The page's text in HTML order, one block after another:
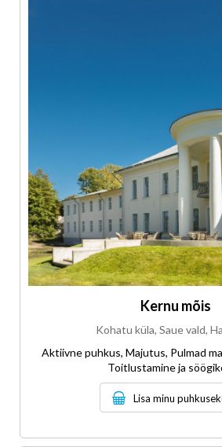
Kernu mõis
Kohatu küla, Saue vald,
Aktiivne puhkus, Majutus, Pulmad
Toitlustamine ja
Lisa minu